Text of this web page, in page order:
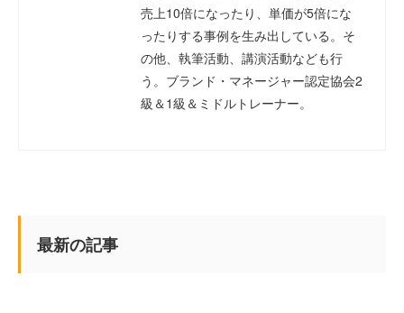
売上10倍になったり、単価が5倍にな
ったりする事例を生み出している。そ
の他、執筆活動、講演活動なども行
う。ブランド・マネージャー認定協会2
級＆1級＆ミドルトレーナー。
最新の記事